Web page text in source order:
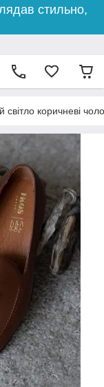
стильно,
світло коричневі